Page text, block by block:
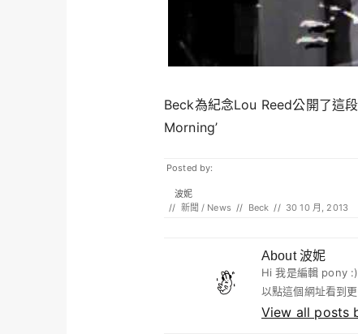
Beck為紀念Lou Reed公開了這
Morning’
Posted by:
波妮
// 新聞 / News // Beck // 30 10 月, 2013
About 波妮
Hi 我是編輯 pony
以點這個網址看到
View all posts